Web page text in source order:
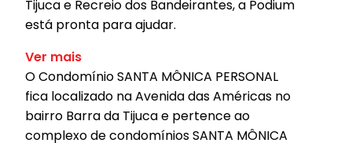
Tijuca e Recreio dos Bandeirantes, a Podium
está pronta para ajudar.
Ver mais
O Condomínio SANTA MÔNICA PERSONAL
fica localizado na Avenida das Américas no
bairro Barra da Tijuca e pertence ao
complexo de condomínios SANTA MÔNICA